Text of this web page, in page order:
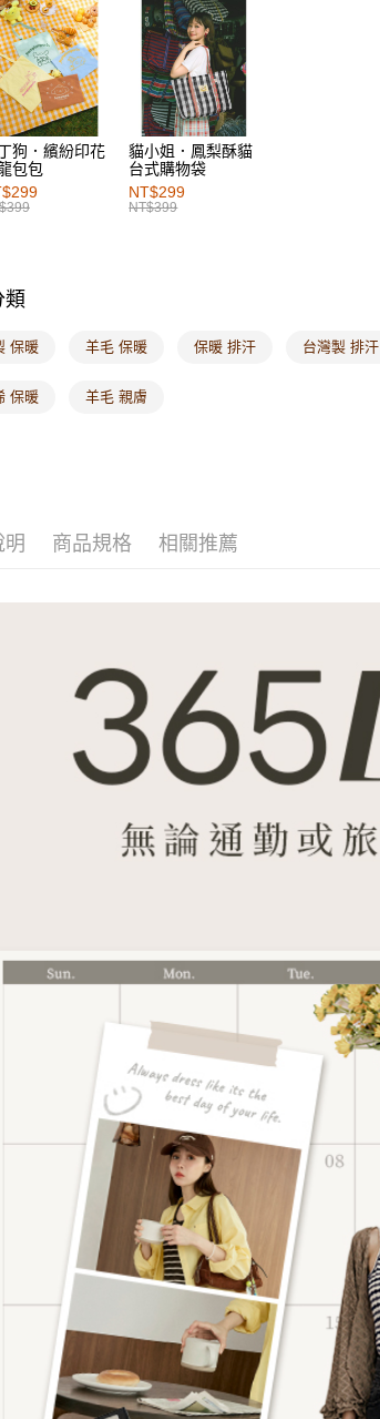
狗．繽紛印花
包包
貓小姐．鳳梨酥貓
台式購物袋
NT$299
NT$399
類
保暖 羊毛 保暖 保暖 排汗 台灣製 排汗
保暖 羊毛 親膚
明 商品規格 相關推薦